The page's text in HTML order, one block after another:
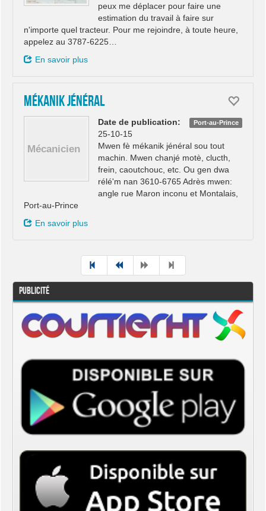
peux me déplacer pour faire une
estimation du travail à faire sur
n'importe quel tracteur. Pour me rejoindre, à toute heure,
appelez au 3787-6225…
En savoir plus
Mékanik jénéral
Port-au-Prince
Date de publication:
25-10-15
Mwen fè mékanik jénéral sou tout
machin. Mwen chanjé motè, clucth,
frein, caoutchouc, etc. Ou gen dwa
rélé'm nan 3610-6765 Adrès mwen:
angle rue Maron inconu et Montalais,
Port-au-Prince
En savoir plus
Publicité